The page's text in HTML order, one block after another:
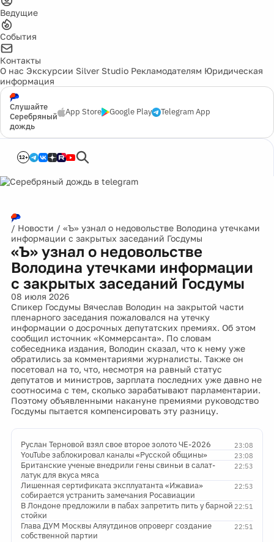
Ведущие
События
Контакты
О нас Экскурсии Silver Studio Рекламодателям Юридическая
информация
Слушайте
Серебряный
дождь
App Store Google Play Telegram App
12+
/ Новости / «Ъ» узнал о недовольстве Володина утечками
информации с закрытых заседаний Госдумы
«Ъ» узнал о недовольстве
Володина утечками информации
с закрытых заседаний Госдумы
08 июля 2026
Спикер Госдумы Вячеслав Володин на закрытой части
пленарного заседания пожаловался на утечку
информации о досрочных депутатских премиях. Об этом
сообщил источник «Коммерсанта». По словам
собеседника издания, Володин сказал, что к нему уже
обратились за комментариями журналисты. Также он
посетовал на то, что, несмотря на равный статус
депутатов и министров, зарплата последних уже давно не
соотносима с тем, сколько зарабатывают парламентарии.
Поэтому объявленными накануне премиями руководство
Госдумы пытается компенсировать эту разницу.
23:08
Руслан Терновой взял свое второе золото ЧЕ-2026
23:08
YouTube заблокировал каналы «Русской общины»
22:53
Британские ученые внедрили гены свиньи в салат-
латук для вкуса мяса
22:53
Лишенная сертификата эксплуатанта «Ижавиа»
собирается устранить замечания Росавиации
22:51
В Лондоне предложили в пабах запретить пить у барной
стойки
22:51
Глава ДУМ Москвы Аляутдинов опроверг создание
собственной партии